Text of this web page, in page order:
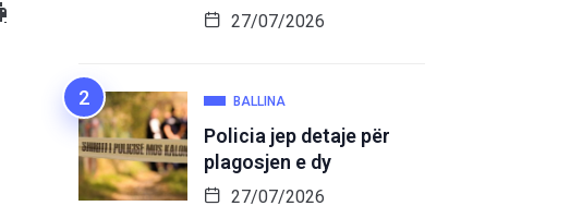
27/07/2026
BALLINA
Policia jep detaje për
plagosjen e dy
27/07/2026